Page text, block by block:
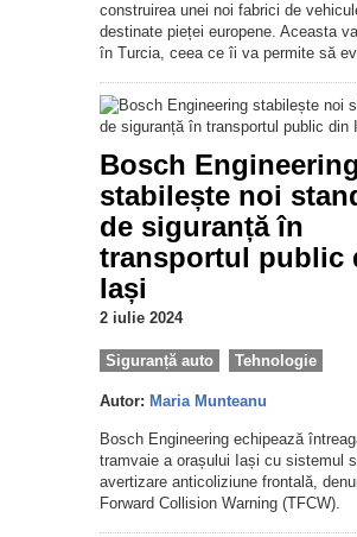
construirea unei noi fabrici de
destinate pieței europene. Aceasta
în Turcia, ceea ce îi va permite să
Bosch Engineering
stabilește noi
de siguranță în
transportul public
Iași
2 iulie 2024
Siguranță auto Tehnologie
Autor: Maria Munteanu
Bosch Engineering echipează
tramvaie a orașului Iași cu sistemul
avertizare anticoliziune frontală,
Forward Collision Warning (TFCW).